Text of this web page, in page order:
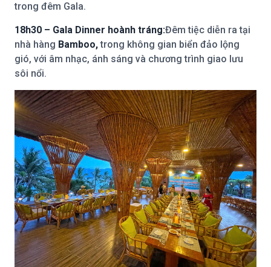
trong đêm Gala.
18h30 – Gala Dinner hoành tráng:Đêm tiệc diễn ra tại
nhà hàng Bamboo,trong không gian biển đảo lộng
gió, với âm nhạc, ánh sáng và chương trình giao lưu
sôi nổi.